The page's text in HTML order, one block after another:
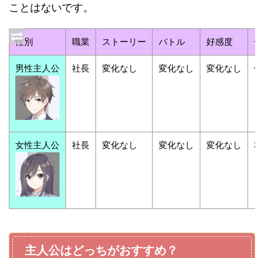
ことはないです。
性別 職業 ストーリー バトル 好感度
男性主人公 社長 変化なし 変化なし 変化なし 俺
女性主人公 社長 変化なし 変化なし 変化なし 私
主人公はどっちがおすすめ？